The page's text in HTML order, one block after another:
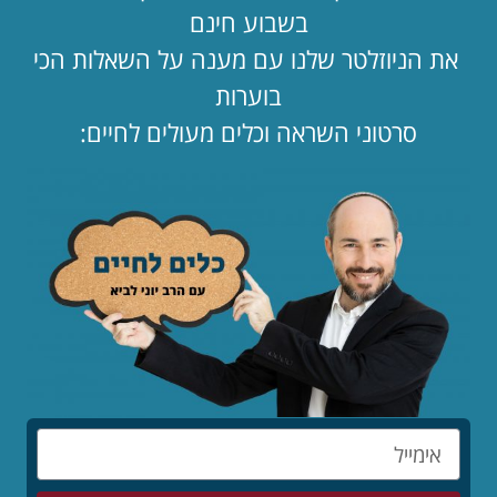
העתיד כבר כאן. אתם מצטרפים אליו? 🚀
תפילה תורה ומצוות צניעות
ציונות דתית פרשת שבוע סיפורים
מחנכים
הורים
בשבוע חינם
את הניוזלטר שלנו עם מענה על השאלות הכי
בוערות
סרטוני השראה וכלים מעולים לחיים: